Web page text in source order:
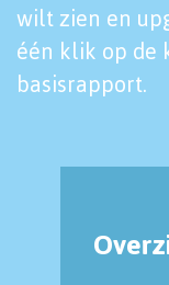
wilt zien en
één klik op de
basisrapport.